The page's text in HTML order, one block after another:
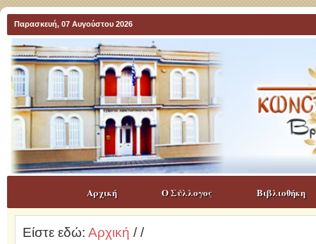
Παρασκευή, 07 Αυγούστου 2026
Αρχική Ο Σύλλογος Βιβλιοθήκη
Είστε εδώ: Αρχική //